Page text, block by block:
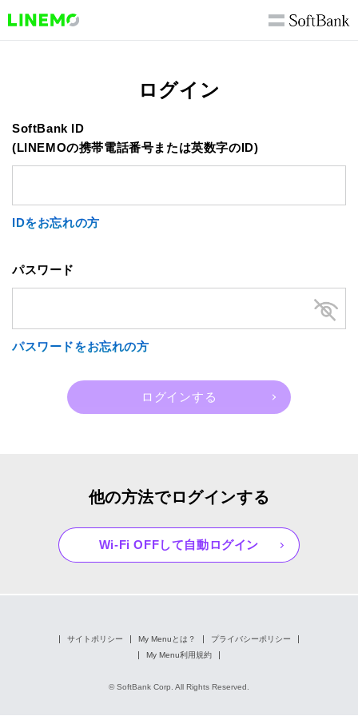
ログイン
SoftBank ID
(LINEMOの携帯電話番号または英数字のID)
IDをお忘れの方
パスワード
パスワードをお忘れの方
他の方法でログインする
Wi-Fi OFFして自動ログイン
サイトポリシー My Menuとは？
プライバシーポリシー
My Menu利用規約
© SoftBank Corp. All Rights Reserved.